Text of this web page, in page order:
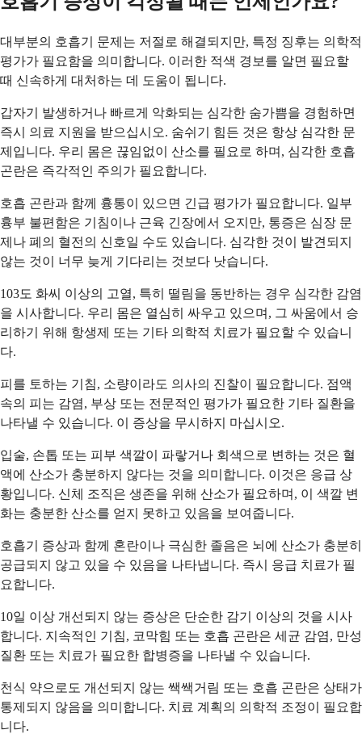
대부분의 호흡기 문제는 저절로 해결되지만, 특정 징후는 의학적
평가가 필요함을 의미합니다. 이러한 적색 경보를 알면 필요할
때 신속하게 대처하는 데 도움이 됩니다.
갑자기 발생하거나 빠르게 악화되는 심각한 숨가쁨을 경험하면
즉시 의료 지원을 받으십시오. 숨쉬기 힘든 것은 항상 심각한 문
제입니다. 우리 몸은 끊임없이 산소를 필요로 하며, 심각한 호흡
곤란은 즉각적인 주의가 필요합니다.
호흡 곤란과 함께 흉통이 있으면 긴급 평가가 필요합니다. 일부
흉부 불편함은 기침이나 근육 긴장에서 오지만, 통증은 심장 문
제나 폐의 혈전의 신호일 수도 있습니다. 심각한 것이 발견되지
않는 것이 너무 늦게 기다리는 것보다 낫습니다.
103도 화씨 이상의 고열, 특히 떨림을 동반하는 경우 심각한 감염
을 시사합니다. 우리 몸은 열심히 싸우고 있으며, 그 싸움에서 승
리하기 위해 항생제 또는 기타 의학적 치료가 필요할 수 있습니
다.
피를 토하는 기침, 소량이라도 의사의 진찰이 필요합니다. 점액
속의 피는 감염, 부상 또는 전문적인 평가가 필요한 기타 질환을
나타낼 수 있습니다. 이 증상을 무시하지 마십시오.
입술, 손톱 또는 피부 색깔이 파랗거나 회색으로 변하는 것은 혈
액에 산소가 충분하지 않다는 것을 의미합니다. 이것은 응급 상
황입니다. 신체 조직은 생존을 위해 산소가 필요하며, 이 색깔 변
화는 충분한 산소를 얻지 못하고 있음을 보여줍니다.
호흡기 증상과 함께 혼란이나 극심한 졸음은 뇌에 산소가 충분히
공급되지 않고 있을 수 있음을 나타냅니다. 즉시 응급 치료가 필
요합니다.
10일 이상 개선되지 않는 증상은 단순한 감기 이상의 것을 시사
합니다. 지속적인 기침, 코막힘 또는 호흡 곤란은 세균 감염, 만성
질환 또는 치료가 필요한 합병증을 나타낼 수 있습니다.
천식 약으로도 개선되지 않는 쌕쌕거림 또는 호흡 곤란은 상태가
통제되지 않음을 의미합니다. 치료 계획의 의학적 조정이 필요합
니다.